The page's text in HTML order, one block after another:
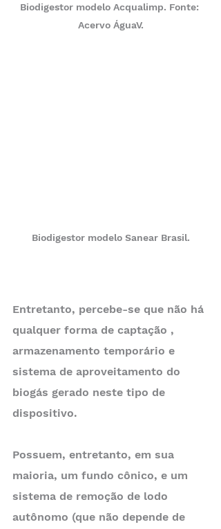
Biodigestor modelo Acqualimp. Fonte:
Acervo ÁguaV.
Biodigestor modelo Sanear Brasil.
Entretanto, percebe-se que não há
qualquer forma de captação ,
armazenamento temporário e
sistema de aproveitamento do
biogás gerado neste tipo de
dispositivo.
Possuem, entretanto, em sua
maioria, um fundo cônico, e um
sistema de remoção de lodo
autônomo (que não depende de